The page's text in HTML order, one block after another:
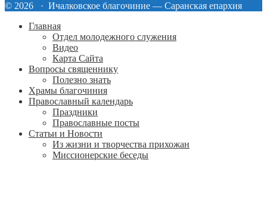
© 2026 · Ичалковское благочиние — Саранская епархия
Главная
Отдел молодежного служения
Видео
Карта Сайта
Вопросы священнику
Полезно знать
Храмы благочиния
Православный календарь
Праздники
Православные посты
Статьи и Новости
Из жизни и творчества прихожан
Миссионерские беседы